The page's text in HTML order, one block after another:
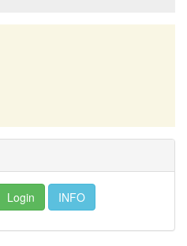
Login INFO